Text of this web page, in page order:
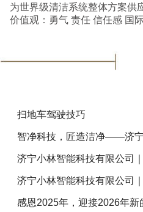
为世界级清洁系统整体方案供应商 企业使命：维护清新自然，共享美丽世界
扫地车驾驶技巧
智净科技，匠造洁净——济
济宁小林智能科技有限公司
感恩2025年，迎接2026年新